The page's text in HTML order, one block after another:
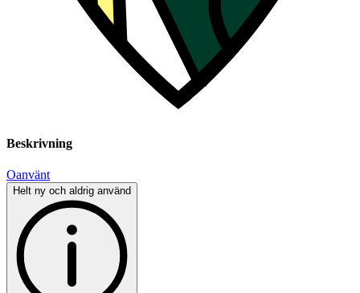
Beskrivning
Oanvänt
Helt ny och aldrig använd